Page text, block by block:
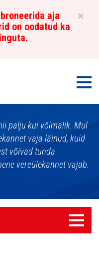
×
aja
on oodatud ka
palju kui võimalik. Mul
vaja läinud, kuid
võivad tunda
vereülekannet vajab.
Menüü